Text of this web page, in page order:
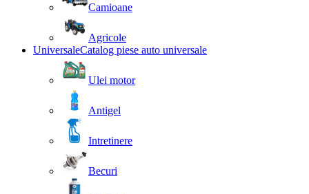
Camioane
Agricole
UniversaleCatalog piese auto universale
Ulei motor
Antigel
Intretinere
Becuri